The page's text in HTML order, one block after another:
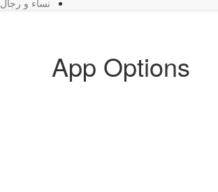
نساء و رجال
App Options